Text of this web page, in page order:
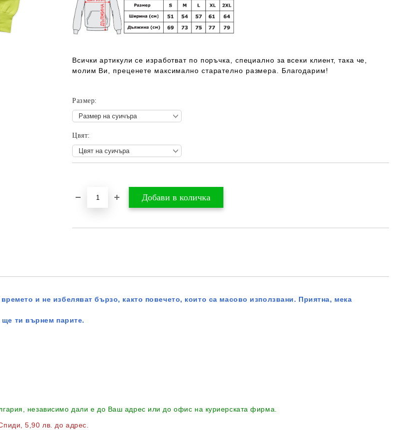
Всички артикули се изработват по поръчка, специално за всеки клиент, така че,
молим Ви, преценете максимално старателно размера. Благодарим!
Размер:
Цвят:
и не избеляват бързо, както повечето, които са масово използвани. Приятна, мека
ще ти върнем парите.
независимо дали е до Ваш адрес или до офис на куриерската фирма.
, 5,90 лв. до адрес